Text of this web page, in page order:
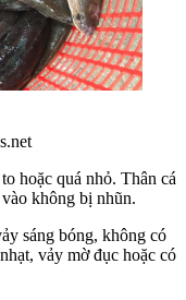
hoặc quá nhỏ. Thân cá
không bị nhũn.
sáng bóng, không có
vảy mờ đục hoặc có